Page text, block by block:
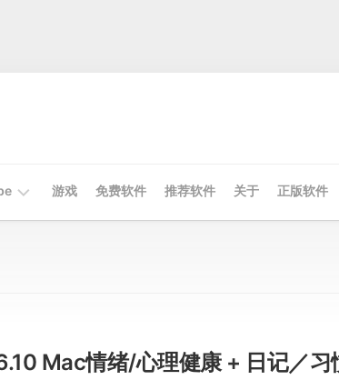
游戏 免费软件 推荐软件 关于 正版软件